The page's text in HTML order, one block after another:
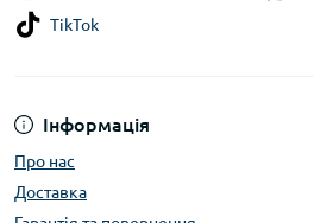
Інформація
Про нас
Доставка
TikTok